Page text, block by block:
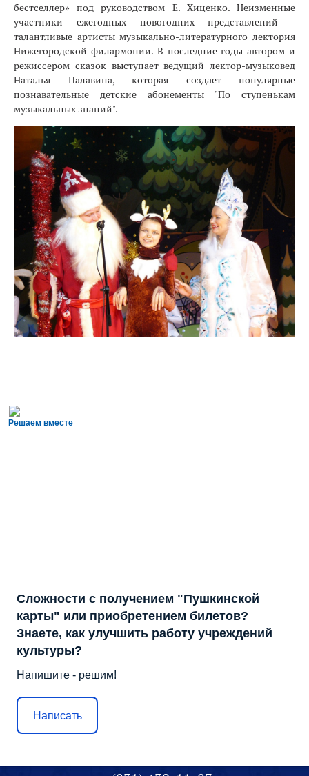
бестселлер» под руководством Е. Хиценко. Неизменные
участники ежегодных новогодних представлений -
талантливые артисты музыкально-литературного лектория
Нижегородской филармонии. В последние годы автором и
режиссером сказок выступает ведущий лектор-музыковед
Наталья Палавина, которая создает популярные
познавательные детские абонементы "По ступенькам
музыкальных знаний".
Решаем вместе
Сложности с получением "Пушкинской
карты" или приобретением билетов?
Знаете, как улучшить работу учреждений
культуры?
Напишите - решим!
Написать